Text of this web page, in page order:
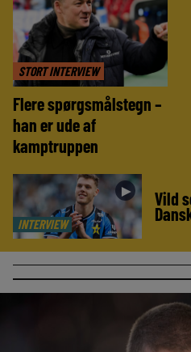
STORT INTERVIEW
Flere spørgsmålstegn –
han er ude af
kamptruppen
// LIVE
INTERVIEW
► Vild